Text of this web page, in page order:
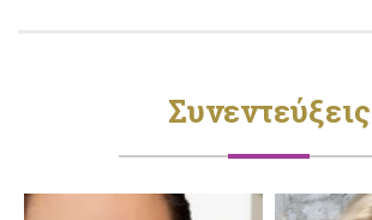
Συνεντεύξεις